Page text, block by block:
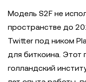
Модель S2F не
пространстве до
Twitter под ником
для биткоина. Этот
голландский